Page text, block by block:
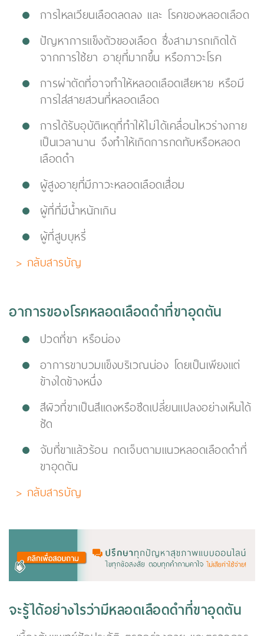
การไหลเวียนเลือดลดลง และ โรคของหลอดเลือด
ปัญหาการแข็งตัวของเลือด ซึ่งสามารถเกิดได้
จากการใช้ยา อายุที่มากขึ้น หรือภาวะโรค
การผ่าตัดที่อาจทำให้หลอดเลือดเสียหาย หรือมี
การใส่สายสวนที่หลอดเลือด
การได้รับอุบัติเหตุที่ทำให้ไม่ได้เคลื่อนไหวร่างกาย
เป็นเวลานาน จึงทำให้เกิดการกดทับหรือหลอด
เลือดดำ
ผู้สูงอายุที่มีภาวะหลอดเลือดเสื่อม
ผู้ที่ที่มีน้ำหนักเกิน
ผู้ที่สูบบุหรี่
> กลับสารบัญ
อาการของโรคหลอดเลือดดำที่ขาอุดตัน
ปวดที่ขา หรือน่อง
อาการขาบวมแข็งบริเวณน่อง โดยเป็นเพียงแต่
ข้างใดข้างหนึ่ง
สีผิวที่ขาเป็นสีแดงหรือซีดเปลี่ยนแปลงอย่างเห็นได้
ชัด
จับที่ขาแล้วร้อน กดเจ็บตามแนวหลอดเลือดดำที่
ขาอุดตัน
> กลับสารบัญ
จะรู้ได้อย่างไรว่ามีหลอดเลือดดำที่ขาอุดตัน